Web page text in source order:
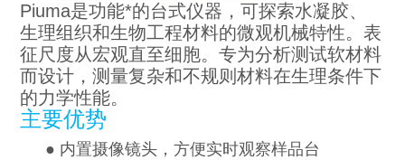
Piuma是功能*的台式仪器，可探索水凝胶、
生理组织和生物工程材料的微观机械特性。表
征尺度从宏观直至细胞。专为分析测试软材料
而设计，测量复杂和不规则材料在生理条件下
的力学性能。
主要优势
● 内置摄像镜头，方便实时观察样品台